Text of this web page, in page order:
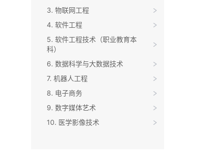
3. 物联网工程
4. 软件工程
5. 软件工程技术（职业教育本
科）
6. 数据科学与大数据技术
7. 机器人工程
8. 电子商务
9. 数字媒体艺术
10. 医学影像技术